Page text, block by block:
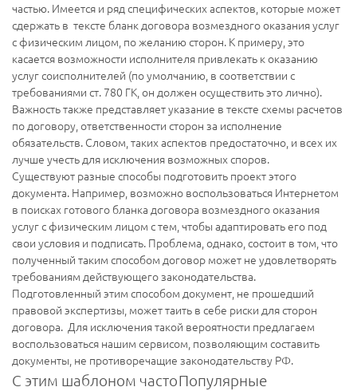
частью. Имеется и ряд специфических аспектов, которые может
сдержать в тексте бланк договора возмездного оказания услуг
с физическим лицом, по желанию сторон. К примеру, это
касается возможности исполнителя привлекать к оказанию
услуг соисполнителей (по умолчанию, в соответствии с
требованиями ст. 780 ГК, он должен осуществить это лично).
Важность также представляет указание в тексте схемы расчетов
по договору, ответственности сторон за исполнение
обязательств. Словом, таких аспектов предостаточно, и всех их
лучше учесть для исключения возможных споров.
Существуют разные способы подготовить проект этого
документа. Например, возможно воспользоваться Интернетом
в поисках готового бланка договора возмездного оказания
услуг с физическим лицом с тем, чтобы адаптировать его под
свои условия и подписать. Проблема, однако, состоит в том, что
полученный таким способом договор может не удовлетворять
требованиям действующего законодательства.
Подготовленный этим способом документ, не прошедший
правовой экспертизы, может таить в себе риски для сторон
договора. Для исключения такой вероятности предлагаем
воспользоваться нашим сервисом, позволяющим составить
документы, не противоречащие законодательству РФ.
С этим шаблоном частоПопулярные